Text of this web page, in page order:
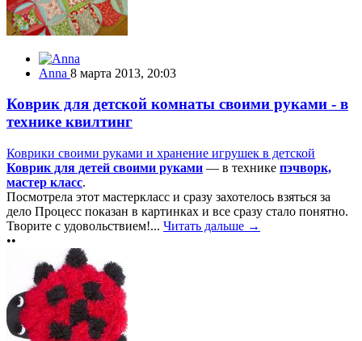
Anna 8 марта 2013, 20:03
Коврик для детской комнаты своими руками - в
технике квилтинг
Коврики своими руками и хранение игрушек в детской
Коврик для детей своими руками — в технике пэчворк,
мастер класс.
Посмотрела этот мастеркласс и сразу захотелось взяться за
дело Процесс показан в картинках и все сразу стало понятно.
Творите с удовольствием!... Читать дальше →
••